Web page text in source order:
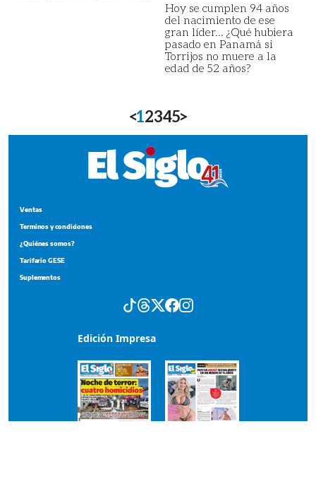
Hoy se cumplen 94 años
del nacimiento de ese
gran líder... ¿Qué hubiera
pasado en Panamá si
Torrijos no muere a la
edad de 52 años?
<12345>
Ventas
Terminos y condiciones
¿Quiénes somos?
Tarifario GESE
Suplementos
Edición Impresa